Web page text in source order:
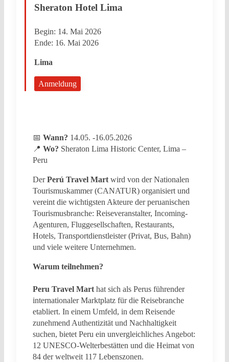
📅 Wann? 14.05. -16.05.2026
📍 Wo? Sheraton Lima Historic Center, Lima –
Peru
DerPerú Travel Mart wird von der Nationalen
Tourismuskammer (CANATUR) organisiert und
vereint die wichtigsten Akteure der peruanischen
Tourismusbranche: Reiseveranstalter, Incoming-
Agenturen, Fluggesellschaften, Restaurants,
Hotels, Transportdienstleister (Privat, Bus, Bahn)
und viele weitere Unternehmen.
Warum teilnehmen?
Peru Travel Mart hat sich als Perus führender
internationaler Marktplatz für die Reisebranche
etabliert. In einem Umfeld, in dem Reisende
zunehmend Authentizität und Nachhaltigkeit
suchen, bietet Peru ein unvergleichliches Angebot:
12 UNESCO-Welterbestätten und die Heimat von
84 der weltweit 117 Lebenszonen.
Sheraton Hotel Lima
Begin: 14. Mai 2026
Ende: 16. Mai 2026
Lima
Anmeldung